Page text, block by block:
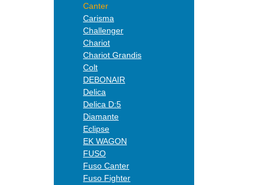
Canter
Carisma
Challenger
Chariot
Chariot Grandis
Colt
DEBONAIR
Delica
Delica D:5
Diamante
Eclipse
EK WAGON
FUSO
Fuso Canter
Fuso Fighter